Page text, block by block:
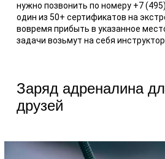
нужно позвонить по номеру +7
один из 50+ сертификатов на
вовремя прибыть в указанное
задачи возьмут на себя
Заряд адреналина
друзей